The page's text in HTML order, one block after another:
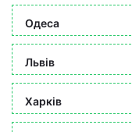
Одеса
Львів
Харків